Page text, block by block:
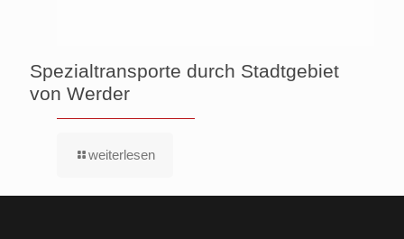
Spezialtransporte durch Stadtgebiet
von Werder
weiterlesen